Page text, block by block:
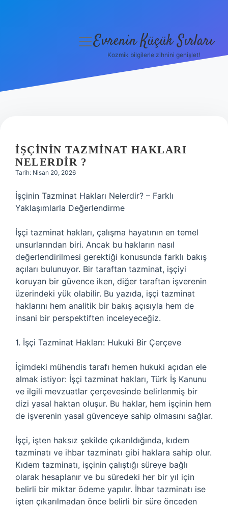
Hakkımızda
menüyü
Evrenin Küçük Sırları
Kozmik bilgilerle zihnini genişlet!
İŞÇININ TAZMINAT HAKLARI
NELERDIR ?
Tarih: Nisan 20, 2026
İşçinin Tazminat Hakları Nelerdir? – Farklı
Yaklaşımlarla Değerlendirme
İşçi tazminat hakları, çalışma hayatının en temel
unsurlarından biri. Ancak bu hakların nasıl
değerlendirilmesi gerektiği konusunda farklı bakış
açıları bulunuyor. Bir taraftan tazminat, işçiyi
koruyan bir güvence iken, diğer taraftan işverenin
üzerindeki yük olabilir. Bu yazıda, işçi tazminat
haklarını hem analitik bir bakış açısıyla hem de
insani bir perspektiften inceleyeceğiz.
1. İşçi Tazminat Hakları: Hukuki Bir Çerçeve
İçimdeki mühendis tarafı hemen hukuki açıdan ele
almak istiyor: İşçi tazminat hakları, Türk İş Kanunu
ve ilgili mevzuatlar çerçevesinde belirlenmiş bir
dizi yasal haktan oluşur. Bu haklar, hem işçinin hem
de işverenin yasal güvenceye sahip olmasını sağlar.
İşçi, işten haksız şekilde çıkarıldığında, kıdem
tazminatı ve ihbar tazminatı gibi haklara sahip olur.
Kıdem tazminatı, işçinin çalıştığı süreye bağlı
olarak hesaplanır ve bu süredeki her bir yıl için
belirli bir miktar ödeme yapılır. İhbar tazminatı ise
işten çıkarılmadan önce belirli bir süre önceden